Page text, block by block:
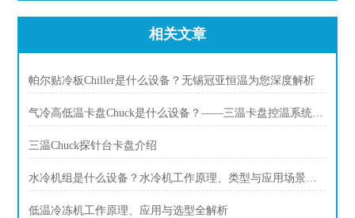
相关文章
帕尔贴冷板Chiller是什么设备？无锡冠亚恒温为您深度解析
气冷高低温卡盘Chuck是什么设备？——三温卡盘控温系统应用指南
三温Chuck探针台卡盘介绍
水冷机组是什么设备？水冷机工作原理、类型与应用场景全解析
低温冷冻机工作原理、应用与选型全解析